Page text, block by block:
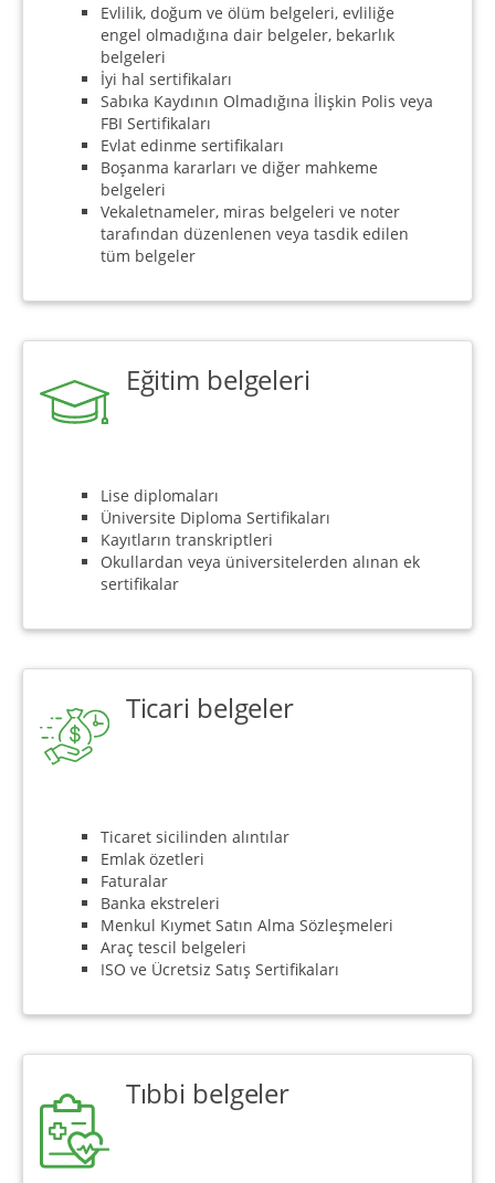
Evlilik, doğum ve ölüm belgeleri, evliliğe
engel olmadığına dair belgeler, bekarlık
belgeleri
İyi hal sertifikaları
Sabıka Kaydının Olmadığına İlişkin Polis veya
FBI Sertifikaları
Evlat edinme sertifikaları
Boşanma kararları ve diğer mahkeme
belgeleri
Vekaletnameler, miras belgeleri ve noter
tarafından düzenlenen veya tasdik edilen
tüm belgeler
Eğitim belgeleri
Lise diplomaları
Üniversite Diploma Sertifikaları
Kayıtların transkriptleri
Okullardan veya üniversitelerden alınan ek
sertifikalar
Ticari belgeler
Ticaret sicilinden alıntılar
Emlak özetleri
Faturalar
Banka ekstreleri
Menkul Kıymet Satın Alma Sözleşmeleri
Araç tescil belgeleri
ISO ve Ücretsiz Satış Sertifikaları
Tıbbi belgeler